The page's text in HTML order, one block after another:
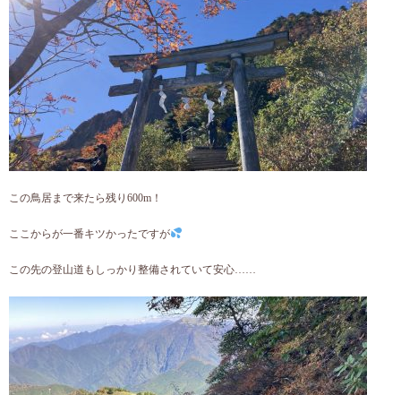
この鳥居まで来たら残り600m！
ここからが一番キツかったですが
この先の登山道もしっかり整備されていて安心……